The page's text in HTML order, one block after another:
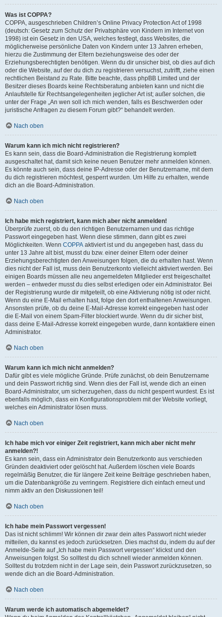
Was ist COPPA?
COPPA, ausgeschrieben Children’s Online Privacy Protection Act of 1998
(deutsch: Gesetz zum Schutz der Privatsphäre von Kindern im Internet von
1998) ist ein Gesetz in den USA, welches festlegt, dass Websites, die
möglicherweise persönliche Daten von Kindern unter 13 Jahren erheben,
hierzu die Zustimmung der Eltern beziehungsweise des oder der
Erziehungsberechtigten benötigen. Wenn du dir unsicher bist, ob dies auf dich
oder die Website, auf der du dich zu registrieren versuchst, zutrifft, ziehe einen
rechtlichen Beistand zu Rate. Bitte beachte, dass phpBB Limited und der
Besitzer dieses Boards keine Rechtsberatung anbieten kann und nicht die
Anlaufstelle für Rechtsangelegenheiten jeglicher Art ist; außer solchen, die
unter der Frage „An wen soll ich mich wenden, falls es Beschwerden oder
juristische Anfragen zu diesem Forum gibt?“ behandelt werden.
Nach oben
Warum kann ich mich nicht registrieren?
Es kann sein, dass die Board-Administration die Registrierung komplett
ausgeschaltet hat, damit sich keine neuen Benutzer mehr anmelden können.
Es könnte auch sein, dass deine IP-Adresse oder der Benutzername, mit dem
du dich registrieren möchtest, gesperrt wurden. Um Hilfe zu erhalten, wende
dich an die Board-Administration.
Nach oben
Ich habe mich registriert, kann mich aber nicht anmelden!
Überprüfe zuerst, ob du den richtigen Benutzernamen und das richtige
Passwort eingegeben hast. Wenn diese stimmen, dann gibt es zwei
Möglichkeiten. Wenn COPPA aktiviert ist und du angegeben hast, dass du
unter 13 Jahre alt bist, musst du bzw. einer deiner Eltern oder deiner
Erziehungsberechtigten den Anweisungen folgen, die du erhalten hast. Wenn
dies nicht der Fall ist, muss dein Benutzerkonto vielleicht aktiviert werden. Bei
einigen Boards müssen alle neu angemeldeten Mitglieder erst freigeschaltet
werden – entweder musst du dies selbst erledigen oder ein Administrator. Bei
der Registrierung wurde dir mitgeteilt, ob eine Aktivierung nötig ist oder nicht.
Wenn du eine E-Mail erhalten hast, folge den dort enthaltenen Anweisungen.
Ansonsten prüfe, ob du deine E-Mail-Adresse korrekt eingegeben hast oder
die E-Mail von einem Spam-Filter blockiert wurde. Wenn du dir sicher bist,
dass deine E-Mail-Adresse korrekt eingegeben wurde, dann kontaktiere einen
Administrator.
Nach oben
Warum kann ich mich nicht anmelden?
Dafür gibt es viele mögliche Gründe. Prüfe zunächst, ob dein Benutzername
und dein Passwort richtig sind. Wenn dies der Fall ist, wende dich an einen
Board-Administrator, um sicherzugehen, dass du nicht gesperrt wurdest. Es ist
ebenfalls möglich, dass ein Konfigurationsproblem mit der Website vorliegt,
welches ein Administrator lösen muss.
Nach oben
Ich habe mich vor einiger Zeit registriert, kann mich aber nicht mehr
anmelden?!
Es kann sein, dass ein Administrator dein Benutzerkonto aus verschieden
Gründen deaktiviert oder gelöscht hat. Außerdem löschen viele Boards
regelmäßig Benutzer, die für längere Zeit keine Beiträge geschrieben haben,
um die Datenbankgröße zu verringern. Registriere dich einfach erneut und
nimm aktiv an den Diskussionen teil!
Nach oben
Ich habe mein Passwort vergessen!
Das ist nicht schlimm! Wir können dir zwar dein altes Passwort nicht wieder
mitteilen, du kannst es jedoch zurücksetzen. Dies machst du, indem du auf der
Anmelde-Seite auf „Ich habe mein Passwort vergessen“ klickst und den
Anweisungen folgst. So solltest du dich schnell wieder anmelden können.
Solltest du trotzdem nicht in der Lage sein, dein Passwort zurückzusetzen, so
wende dich an die Board-Administration.
Nach oben
Warum werde ich automatisch abgemeldet?